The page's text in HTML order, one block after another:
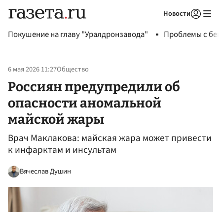
Новости
Покушение на главу "Уралдронзавода" Проблемы с
6 мая 2026 11:27Общество
Россиян предупредили об
опасности аномальной
майской жары
Врач Маклакова: майская жара может привести
к инфарктам и инсультам
Вячеслав Душин